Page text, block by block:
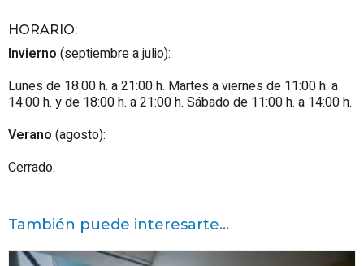
HORARIO:
Invierno (septiembre a julio):
Lunes de 18:00 h. a 21:00 h. Martes a viernes de 11:00 h. a
14:00 h. y de 18:00 h. a 21:00 h. Sábado de 11:00 h. a 14:00 h.
Verano (agosto):
Cerrado.
También puede interesarte...